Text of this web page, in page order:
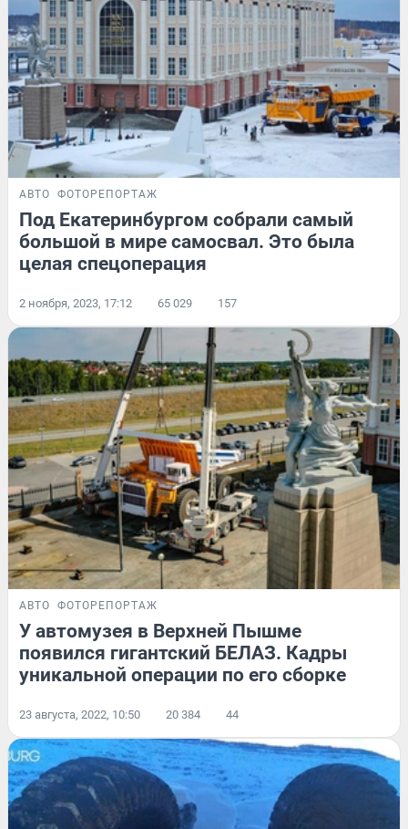
АВТО ФОТОРЕПОРТАЖ
Под Екатеринбургом собрали самый
большой в мире самосвал. Это была
целая спецоперация
2 ноября, 2023, 17:12 65 029 157
АВТО ФОТОРЕПОРТАЖ
У автомузея в Верхней Пышме
появился гигантский БЕЛАЗ. Кадры
уникальной операции по его сборке
23 августа, 2022, 10:50 20 384 44